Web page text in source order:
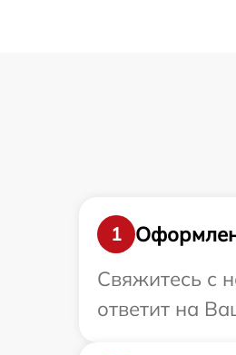
1
Свяжитесь с
ответит на